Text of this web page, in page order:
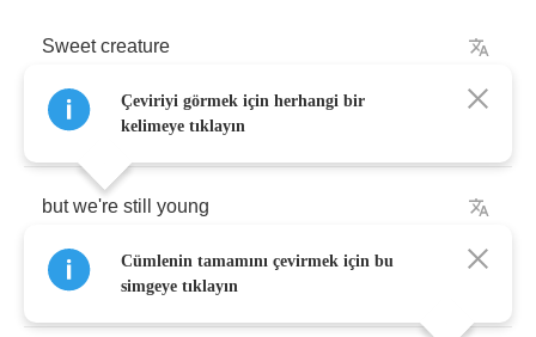
Sweet creature
had another talk about where
but we're still young
we don't know where we're
Çeviriyi görmek için herhangi bir
kelimeye tıklayın
Cümlenin tamamını çevirmek için bu
simgeye tıklayın